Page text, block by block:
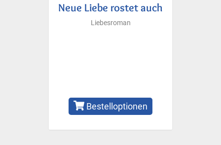
Neue Liebe rostet auch
Liebesroman
Bestelloptionen